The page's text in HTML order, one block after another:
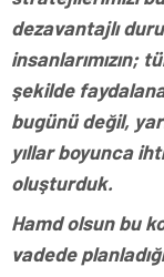
dezavantajlı
insanlarımızın;
şekilde
bugünü değil,
yıllar boyunca
oluşturduk.
Hamd olsun bu
vadede